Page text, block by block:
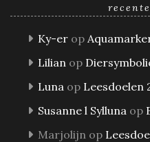
Ky-er op
Lilian op
Luna op Leesdoelen
Susanne l Sylluna op
Marjolijn op